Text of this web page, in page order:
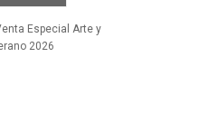
Especial Arte y
2026